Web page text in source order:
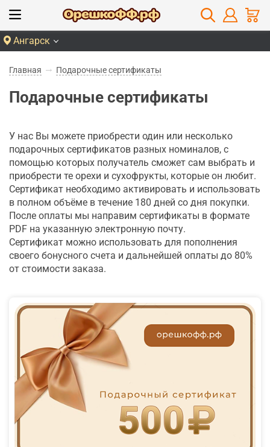
Ангарск
Главная Подарочные сертификаты
Подарочные сертификаты
У нас Вы можете приобрести один или несколько
подарочных сертификатов разных номиналов, с
помощью которых получатель сможет сам выбрать и
приобрести те орехи и сухофрукты, которые он любит.
Сертификат необходимо активировать и использовать
в полном объёме в течение 180 дней со дня покупки.
После оплаты мы направим сертификаты в формате
PDF на указанную электронную почту.
Сертификат можно использовать для пополнения
своего бонусного счета и дальнейшей оплаты до 80%
от стоимости заказа.